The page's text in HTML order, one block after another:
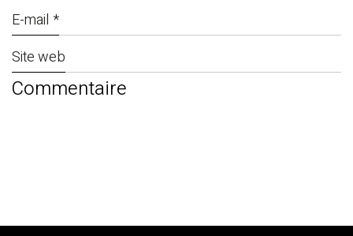
E-mail *
Site web